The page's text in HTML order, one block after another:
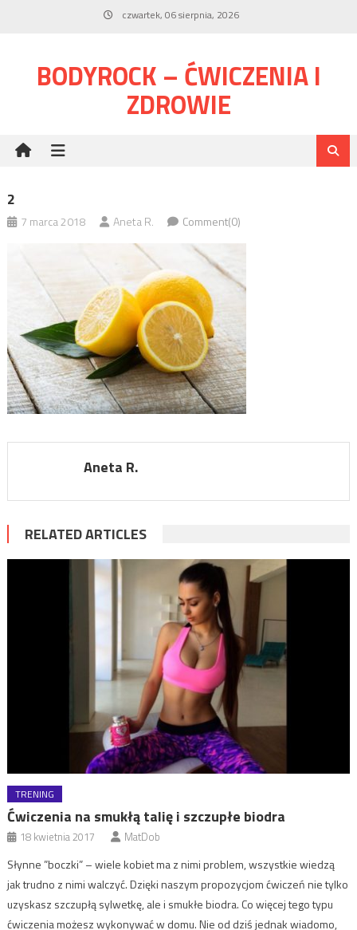
czwartek, 06 sierpnia, 2026
BODYROCK – ĆWICZENIA I
ZDROWIE
2
7 marca 2018 Aneta R. Comment(0)
Aneta R.
RELATED ARTICLES
TRENING
Ćwiczenia na smukłą talię i szczupłe biodra
18 kwietnia 2017 MatDob
Słynne ”boczki” – wiele kobiet ma z nimi problem, wszystkie wiedzą
jak trudno z nimi walczyć. Dzięki naszym propozycjom ćwiczeń nie tylko
uzyskasz szczupłą sylwetkę, ale i smukłe biodra. Co więcej tego typu
ćwiczenia możesz wykonywać w domu. Nie od dziś jednak wiadomo,